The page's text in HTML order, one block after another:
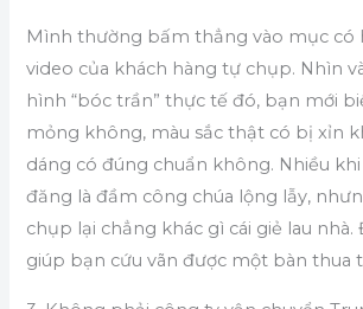
Mình thường bấm thẳng vào mục có
video của khách hàng tự chụp. Nhìn
hình “bóc trần” thực tế đó, bạn mới
mỏng không, màu sắc thật có bị xỉn
dáng có đúng chuẩn không. Nhiều
đăng là đầm công chúa lộng lẫy,
chụp lại chẳng khác gì cái giẻ lau nhà.
giúp bạn cứu vãn được một bàn thua